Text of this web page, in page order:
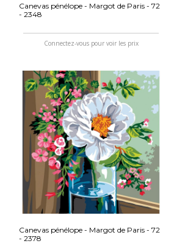
Canevas pénélope - Margot de Paris - 72
- 2348
Connectez-vous pour voir les prix
Canevas pénélope - Margot de Paris - 72
- 2378